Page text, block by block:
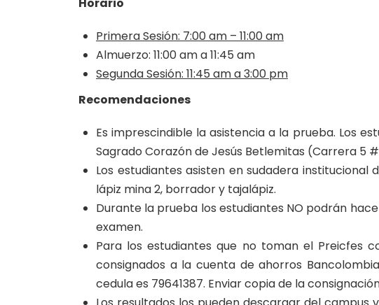
Primera Sesión: 7:00 am – 11:00 am
Almuerzo: 11:00 am a 11:45 am
Segunda Sesión: 11:45 am a 3:00 pm
Recomendaciones
Es imprescindible la asistencia a la prueba. Los
Sagrado Corazón de Jesús Betlemitas (Carrera 5
Los estudiantes asisten en sudadera
lápiz mina 2, borrador y tajalápiz.
Durante la prueba los estudiantes NO podrán
examen.
Para los estudiantes que no toman el Preicfes
consignados a la cuenta de ahorros
cedula es 79641387. Enviar copia de la